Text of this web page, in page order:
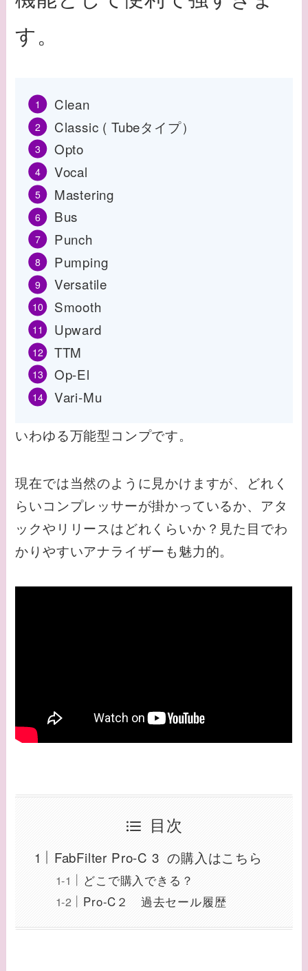
す。
Clean
Classic ( Tubeタイプ）
Opto
Vocal
Mastering
Bus
Punch
Pumping
Versatile
Smooth
Upward
TTM
Op-El
Vari-Mu
いわゆる万能型コンプです。
現在では当然のように見かけますが、どれく
らいコンプレッサーが掛かっているか、アタ
ックやリリースはどれくらいか？見た目でわ
かりやすいアナライザーも魅力的。
目次
FabFilter Pro-C 3 の購入はこちら
どこで購入できる？
Pro-C２ 過去セール履歴